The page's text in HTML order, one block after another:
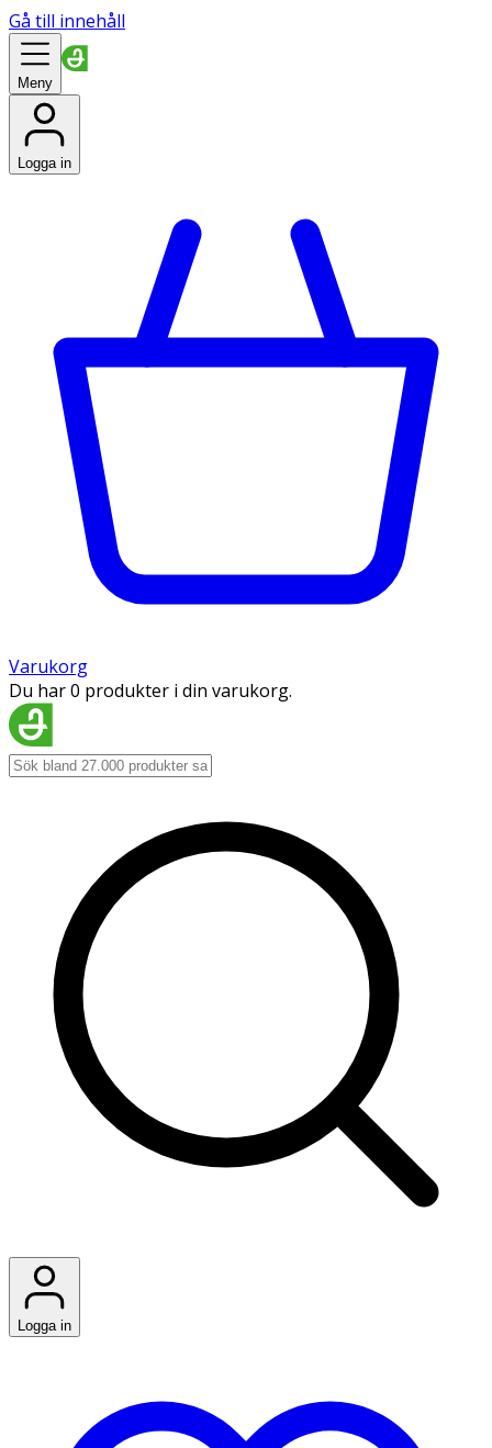
Gå till innehåll
Meny
Logga in
Varukorg
Du har 0 produkter i din varukorg.
Logga in